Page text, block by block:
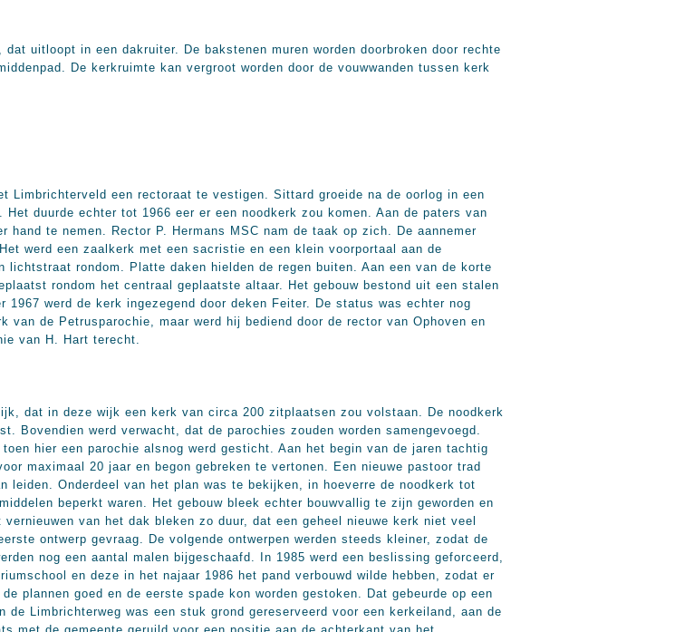
uitloopt in een dakruiter. De bakstenen muren worden doorbroken door rechte
De kerkruimte kan vergroot worden door de vouwwanden tussen kerk
Limbrichterveld een rectoraat te vestigen. Sittard groeide na de oorlog in een
duurde echter tot 1966 eer er een noodkerk zou komen. Aan de paters van
te nemen. Rector P. Hermans MSC nam de taak op zich. De aannemer
werd een zaalkerk met een sacristie en een klein voorportaal aan de
lichtstraat rondom. Platte daken hielden de regen buiten. Aan een van de korte
rondom het centraal geplaatste altaar. Het gebouw bestond uit een stalen
werd de kerk ingezegend door deken Feiter. De status was echter nog
de Petrusparochie, maar werd hij bediend door de rector van Ophoven en
van H. Hart terecht.
dat in deze wijk een kerk van circa 200 zitplaatsen zou volstaan. De noodkerk
Bovendien werd verwacht, dat de parochies zouden worden samengevoegd.
hier een parochie alsnog werd gesticht. Aan het begin van de jaren tachtig
maximaal 20 jaar en begon gebreken te vertonen. Een nieuwe pastoor trad
leiden. Onderdeel van het plan was te bekijken, in hoeverre de noodkerk tot
beperkt waren. Het gebouw bleek echter bouwvallig te zijn geworden en
van het dak bleken zo duur, dat een geheel nieuwe kerk niet veel
ontwerp gevraag. De volgende ontwerpen werden steeds kleiner, zodat de
nog een aantal malen bijgeschaafd. In 1985 werd een beslissing geforceerd,
en deze in het najaar 1986 het pand verbouwd wilde hebben, zodat er
plannen goed en de eerste spade kon worden gestoken. Dat gebeurde op een
Limbrichterweg was een stuk grond gereserveerd voor een kerkeiland, aan de